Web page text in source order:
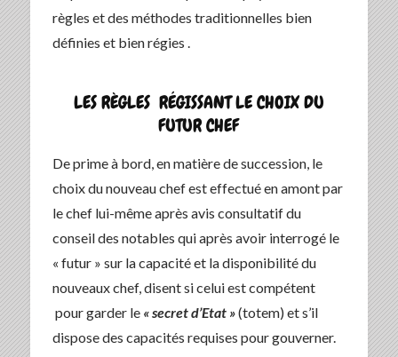
règles et des méthodes traditionnelles bien
définies et bien régies .
LES RÈGLES RÉGISSANT LE CHOIX DU
FUTUR CHEF
De prime à bord, en matière de succession, le
choix du nouveau chef est effectué en amont par
le chef lui-même après avis consultatif du
conseil des notables qui après avoir interrogé le
« futur » sur la capacité et la disponibilité du
nouveaux chef, disent si celui est compétent
pour garder le « secret d’Etat »(totem) et s’il
dispose des capacités requises pour gouverner.